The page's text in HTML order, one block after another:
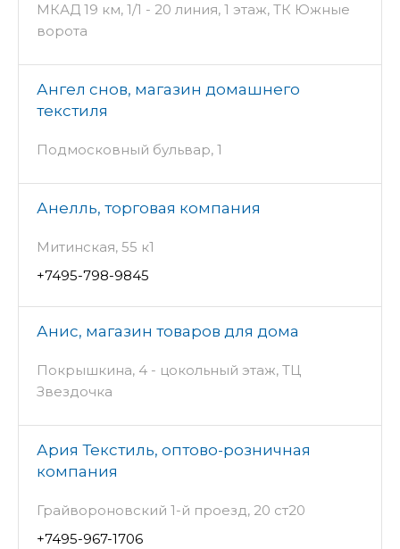
МКАД 19 км, 1/1 - 20 линия, 1 этаж, ТК Южные
ворота
Ангел снов, магазин домашнего
текстиля
Подмосковный бульвар, 1
Анелль, торговая компания
Митинская, 55 к1
+7495-798-9845
Анис, магазин товаров для дома
Покрышкина, 4 - цокольный этаж, ТЦ
Звездочка
Ария Текстиль, оптово-розничная
компания
Грайвороновский 1-й проезд, 20 ст20
+7495-967-1706